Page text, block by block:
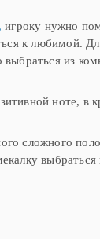
игроку нужно
к любимой.
из
ноте, в
сложного